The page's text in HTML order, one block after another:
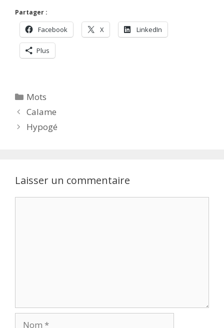
Partager :
Facebook X LinkedIn
Plus
Catégories
Mots
Calame
Hypogé
Laisser un commentaire